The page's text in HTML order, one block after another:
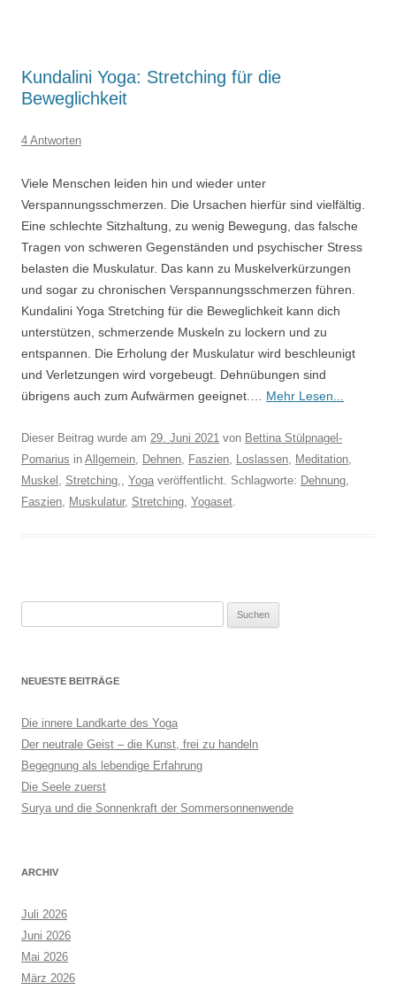
Kundalini Yoga: Stretching für die
Beweglichkeit
4 Antworten
Viele Menschen leiden hin und wieder unter
Verspannungsschmerzen. Die Ursachen hierfür sind vielfältig.
Eine schlechte Sitzhaltung, zu wenig Bewegung, das falsche
Tragen von schweren Gegenständen und psychischer Stress
belasten die Muskulatur. Das kann zu Muskelverkürzungen
und sogar zu chronischen Verspannungsschmerzen führen.
Kundalini Yoga Stretching für die Beweglichkeit kann dich
unterstützen, schmerzende Muskeln zu lockern und zu
entspannen. Die Erholung der Muskulatur wird beschleunigt
und Verletzungen wird vorgebeugt. Dehnübungen sind
übrigens auch zum Aufwärmen geeignet.… Mehr Lesen...
Dieser Beitrag wurde am 29. Juni 2021 von Bettina Stülpnagel-
Pomarius in Allgemein, Dehnen, Faszien, Loslassen, Meditation,
Muskel , Stretching,, Yoga veröffentlicht. Schlagworte: Dehnung,
Faszien, Muskulatur, Stretching, Yogaset.
NEUESTE BEITRÄGE
Die innere Landkarte des Yoga
Der neutrale Geist – die Kunst, frei zu handeln
Begegnung als lebendige Erfahrung
Die Seele zuerst
Surya und die Sonnenkraft der Sommersonnenwende
ARCHIV
Juli 2026
Juni 2026
Mai 2026
März 2026